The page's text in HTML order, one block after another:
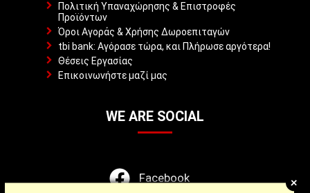
Πολιτική Υπαναχώρησης & Επιστροφές
Προϊόντων
Όροι Αγοράς & Χρήσης Δωροεπιταγών
tbi bank: Αγόρασε τώρα, και Πλήρωσε αργότερα!
Θέσεις Εργασίας
Επικοινωνήστε μαζί μας
WE ARE SOCIAL
Facebook +